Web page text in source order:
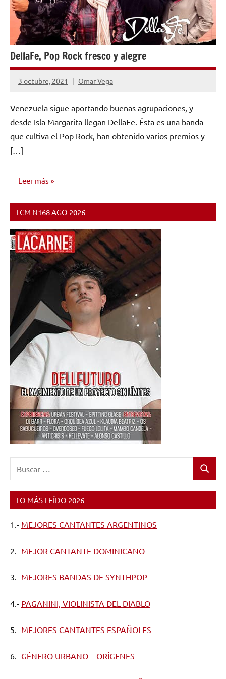
DellaFe, Pop Rock fresco y alegre
3 octubre, 2021 Omar Vega
1
Venezuela sigue aportando buenas agrupaciones, y
desde Isla Margarita llegan DellaFe. Ésta es una banda
que cultiva el Pop Rock, han obtenido varios premios y
[…]
Leer más
ENTREVISTAS
LCM N168 AGO 2026
Buscar
LO MÁS LEÍDO 2026
1.- MEJORES CANTANTES ARGENTINOS
2.- MEJOR CANTANTE DOMINICANO
3.- MEJORES BANDAS DE SYNTHPOP
4.- PAGANINI, VIOLINISTA DEL DIABLO
5.- MEJORES CANTANTES ESPAÑOLES
6.- GÉNERO URBANO – ORÍGENES